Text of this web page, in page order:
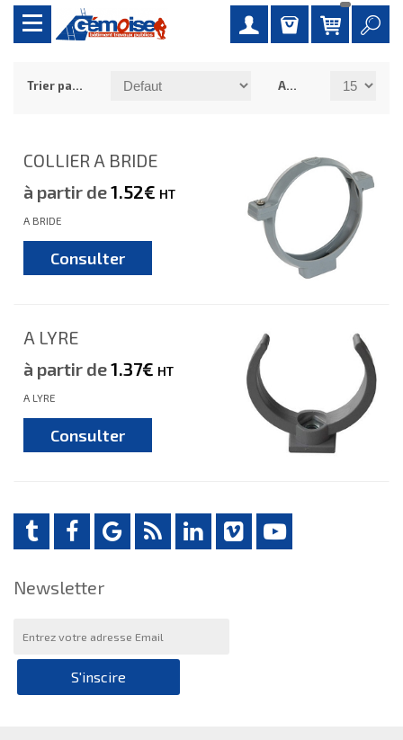
Trier par : Afficher :
COLLIER A BRIDE
à partir de1.52€ HT
A BRIDE
Consulter
A LYRE
à partir de1.37€ HT
A LYRE
Consulter
Newsletter
S'inscire